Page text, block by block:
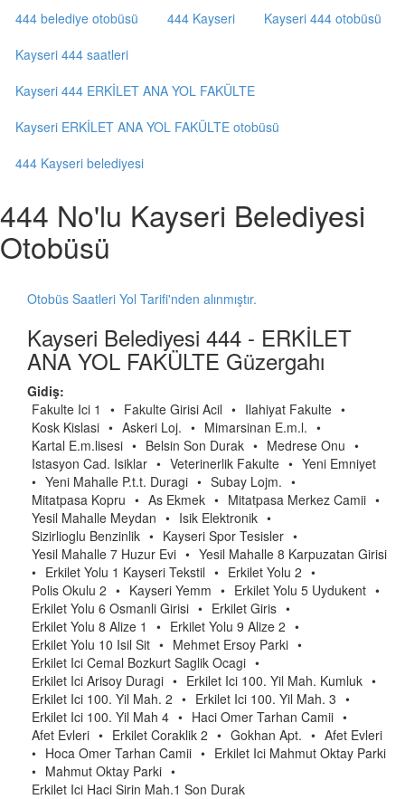
444 belediye otobüsü
444 Kayseri
Kayseri 444 otobüsü
Kayseri 444 saatleri
Kayseri 444 ERKİLET ANA YOL FAKÜLTE
Kayseri ERKİLET ANA YOL FAKÜLTE otobüsü
444 Kayseri belediyesi
444 No'lu Kayseri Belediyesi
Otobüsü
Otobüs Saatleri Yol Tarifi'nden alınmıştır.
Kayseri Belediyesi 444 - ERKİLET
ANA YOL FAKÜLTE Güzergahı
Gidiş:
Fakulte Ici 1
• Fakulte Girisi Acil • Ilahiyat Fakulte •
Kosk Kislasi • Askeri Loj. • Mimarsinan E.m.l. •
Kartal E.m.lisesi • Belsin Son Durak • Medrese Onu •
Istasyon Cad. Isiklar • Veterinerlik Fakulte • Yeni Emniyet
• Yeni Mahalle P.t.t. Duragi • Subay Lojm. •
Mitatpasa Kopru • As Ekmek • Mitatpasa Merkez Camii •
Yesil Mahalle Meydan • Isik Elektronik •
Sizirlioglu Benzinlik • Kayseri Spor Tesisler •
Yesil Mahalle 7 Huzur Evi • Yesil Mahalle 8 Karpuzatan Girisi
• Erkilet Yolu 1 Kayseri Tekstil • Erkilet Yolu 2 •
Polis Okulu 2 • Kayseri Yemm • Erkilet Yolu 5 Uydukent •
Erkilet Yolu 6 Osmanli Girisi • Erkilet Giris •
Erkilet Yolu 8 Alize 1
• Erkilet Yolu 9 Alize 2 •
Erkilet Yolu 10 Isil Sit • Mehmet Ersoy Parki •
Erkilet Ici Cemal Bozkurt Saglik Ocagi •
Erkilet Ici Arisoy Duragi • Erkilet Ici 100. Yil Mah. Kumluk •
Erkilet Ici 100. Yil Mah. 2 • Erkilet Ici 100. Yil Mah. 3 •
Erkilet Ici 100. Yil Mah 4 • Haci Omer Tarhan Camii •
Afet Evleri • Erkilet Coraklik 2 • Gokhan Apt. • Afet Evleri
• Hoca Omer Tarhan Camii • Erkilet Ici Mahmut Oktay Parki
• Mahmut Oktay Parki •
Erkilet Ici Haci Sirin Mah.1 Son Durak